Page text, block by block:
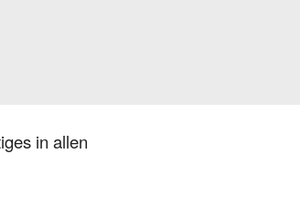
in allen